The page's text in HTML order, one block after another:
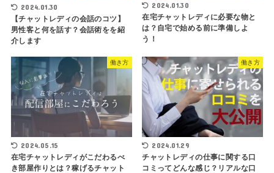
2024.01.30
【チャットレディの会話のコツ】
男性客と何を話す？会話術をを紹
介します
2024.01.30
在宅チャットレディに必要な物と
は？自宅で始める前に準備しよ
う！
働き方
2024.05.15
在宅チャットレディがこだわるべ
き部屋作りとは？稼げるチャット
働き方
2024.01.29
チャットレディの仕事に関する口
コミってどんな感じ？リアルな口